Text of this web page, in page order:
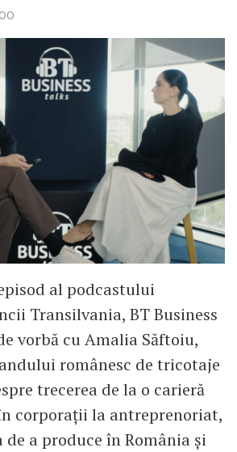
al podcastului
Transilvania, BT Business
vorbă cu Amalia Săftoiu,
românesc de tricotaje
trecerea de la o carieră
corporații la antreprenoriat,
de a produce în România și